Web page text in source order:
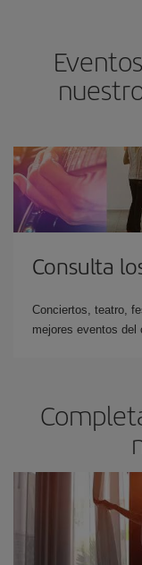
Consulta
Conciertos, teatro,
mejores eventos del